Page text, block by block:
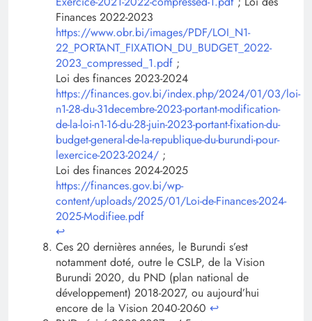
Finances 2022-2023
https://www.obr.bi/images/PDF/LOI_N1-
22_PORTANT_FIXATION_DU_BUDGET_2022-
2023_compressed_1.pdf ;
Loi des finances 2023-2024
https://finances.gov.bi/index.php/2024/01/03/loi-
n1-28-du-31decembre-2023-portant-modification-
de-la-loi-n1-16-du-28-juin-2023-portant-fixation-du-
budget-general-de-la-republique-du-burundi-pour-
lexercice-2023-2024/ ;
Loi des finances 2024-2025
https://finances.gov.bi/wp-
content/uploads/2025/01/Loi-de-Finances-2024-
2025-Modifiee.pdf
↩︎
Ces 20 dernières années, le Burundi s’est
notamment doté, outre le CSLP, de la Vision
Burundi 2020, du PND (plan national de
développement) 2018-2027, ou aujourd’hui
encore de la Vision 2040-2060 ↩︎